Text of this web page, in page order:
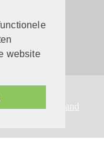
website
tussen de
Kerk in Nederland